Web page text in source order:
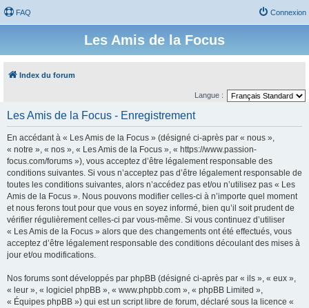
FAQ Connexion
Les Amis de la Focus
Index du forum
Langue :
Les Amis de la Focus - Enregistrement
En accédant à « Les Amis de la Focus » (désigné ci-après par « nous »,
« notre », « nos », « Les Amis de la Focus », « https://www.passion-
focus.com/forums »), vous acceptez d’être légalement responsable des
conditions suivantes. Si vous n’acceptez pas d’être légalement responsable de
toutes les conditions suivantes, alors n’accédez pas et/ou n’utilisez pas « Les
Amis de la Focus ». Nous pouvons modifier celles-ci à n’importe quel moment
et nous ferons tout pour que vous en soyez informé, bien qu’il soit prudent de
vérifier régulièrement celles-ci par vous-même. Si vous continuez d’utiliser
« Les Amis de la Focus » alors que des changements ont été effectués, vous
acceptez d’être légalement responsable des conditions découlant des mises à
jour et/ou modifications.
Nos forums sont développés par phpBB (désigné ci-après par « ils », « eux »,
« leur », « logiciel phpBB », « www.phpbb.com », « phpBB Limited »,
« Équipes phpBB ») qui est un script libre de forum, déclaré sous la licence «